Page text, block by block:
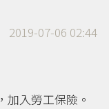
2019-07-06 02:44
，加入勞工保險。